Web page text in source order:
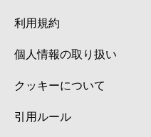
利用規約
個人情報の取り扱い
クッキーについて
引用ルール